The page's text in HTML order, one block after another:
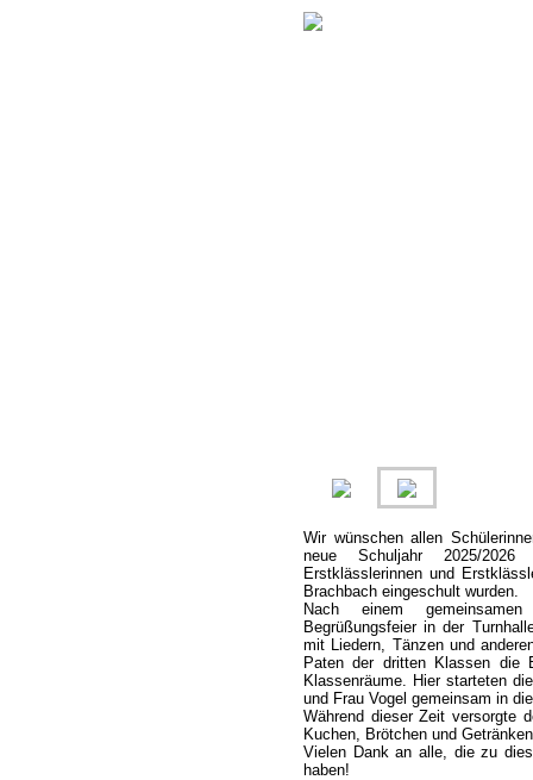
Wir wünschen allen
neue Schuljahr 2025/
Erstklässlerinnen und
Brachbach eingeschult wurden.
Nach einem
Begrüßungsfeier in der
mit Liedern, Tänzen und
Paten der dritten Klassen die
Klassenräume. Hier starteten
und Frau Vogel gemeinsam in
Während dieser Zeit versorgte
Kuchen, Brötchen und
Vielen Dank an alle, die zu
haben!